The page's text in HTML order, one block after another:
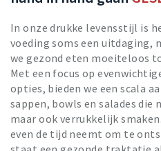
In onze drukke levensstijl is
voeding soms een uitdaging,
we gezond eten moeiteloos
Met een focus op
opties, bieden we een scala
sappen, bowls en salades die
maar ook verrukkelijk
even de tijd neemt om te